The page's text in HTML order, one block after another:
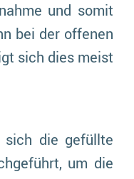
und somit
bei der offenen
sich dies meist
sich die gefüllte
um die